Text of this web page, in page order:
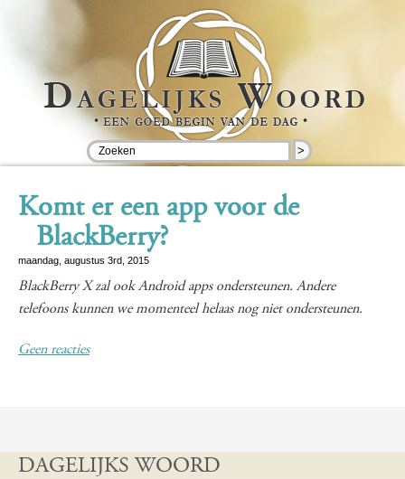
>
Komt er een app voor de
BlackBerry?
maandag, augustus 3rd, 2015
BlackBerry X zal ook Android apps ondersteunen. Andere
telefoons kunnen we momenteel helaas nog niet ondersteunen.
Geen reacties
DAGELIJKS WOORD